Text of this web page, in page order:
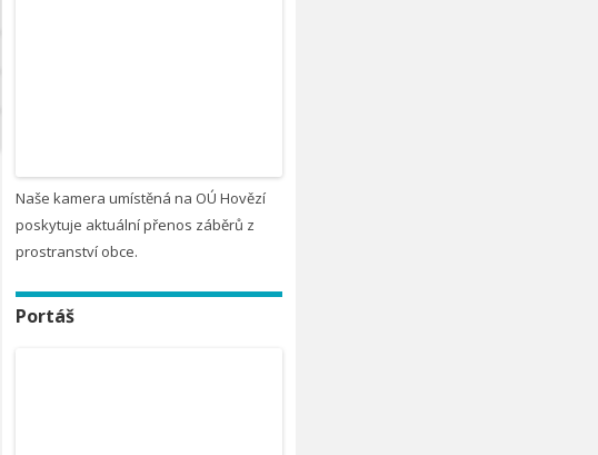
Naše kamera umístěná na OÚ Hovězí
poskytuje aktuální přenos záběrů z
prostranství obce.
Portáš